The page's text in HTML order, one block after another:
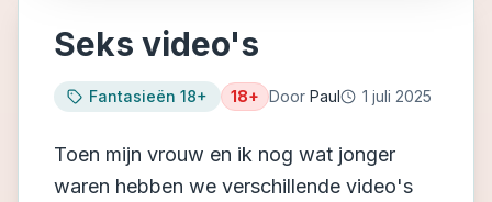
Seks video's
Fantasieën 18+ 18+ Door Paul 1 juli 2025
Toen mijn vrouw en ik nog wat jonger
waren hebben we verschillende video's